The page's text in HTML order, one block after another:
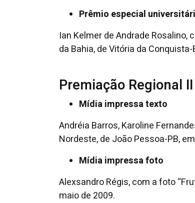
Prêmio especial
Ian Kelmer de Andrade Rosalino,
da Bahia, de Vitória da
Premiação Regional II
Mídia impressa texto
Andréia Barros, Karoline
Nordeste, de João Pessoa-PB,
Mídia impressa foto
Alexsandro Régis, com a foto
maio de 2009.